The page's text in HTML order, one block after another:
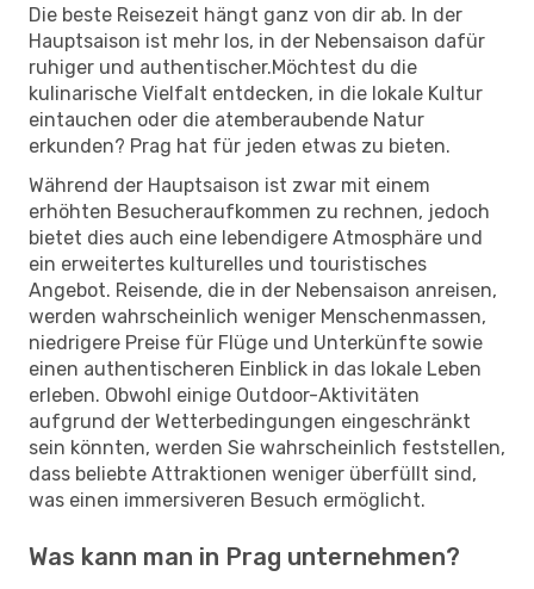
Die beste Reisezeit hängt ganz von dir ab. In der
Hauptsaison ist mehr los, in der Nebensaison dafür
ruhiger und authentischer.Möchtest du die
kulinarische Vielfalt entdecken, in die lokale Kultur
eintauchen oder die atemberaubende Natur
erkunden? Prag hat für jeden etwas zu bieten.
Während der Hauptsaison ist zwar mit einem
erhöhten Besucheraufkommen zu rechnen, jedoch
bietet dies auch eine lebendigere Atmosphäre und
ein erweitertes kulturelles und touristisches
Angebot. Reisende, die in der Nebensaison anreisen,
werden wahrscheinlich weniger Menschenmassen,
niedrigere Preise für Flüge und Unterkünfte sowie
einen authentischeren Einblick in das lokale Leben
erleben. Obwohl einige Outdoor-Aktivitäten
aufgrund der Wetterbedingungen eingeschränkt
sein könnten, werden Sie wahrscheinlich feststellen,
dass beliebte Attraktionen weniger überfüllt sind,
was einen immersiveren Besuch ermöglicht.
Was kann man in Prag unternehmen?